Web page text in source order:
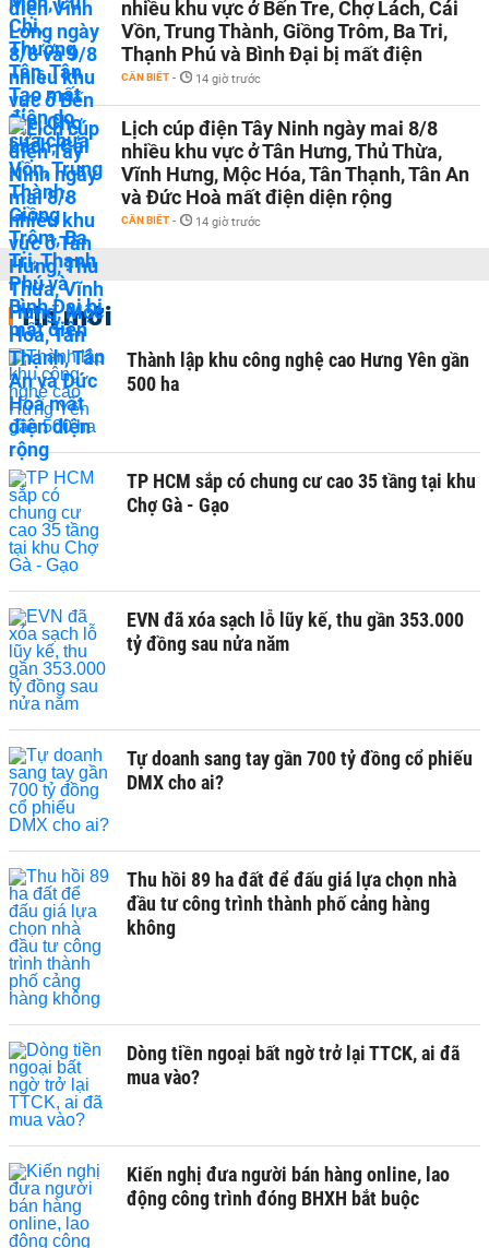
nhiều khu vực ở Bến Tre, Chợ Lách, Cái
Vồn, Trung Thành, Giồng Trôm, Ba Tri,
Thạnh Phú và Bình Đại bị mất điện
CẦN BIẾT - 14 giờ trước
Lịch cúp điện Tây Ninh ngày mai 8/8
nhiều khu vực ở Tân Hưng, Thủ Thừa,
Vĩnh Hưng, Mộc Hóa, Tân Thạnh, Tân An
và Đức Hoà mất điện diện rộng
CẦN BIẾT - 14 giờ trước
Tin mới
Thành lập khu công nghệ cao Hưng Yên gần
500 ha
TP HCM sắp có chung cư cao 35 tầng tại khu
Chợ Gà - Gạo
EVN đã xóa sạch lỗ lũy kế, thu gần 353.000
tỷ đồng sau nửa năm
Tự doanh sang tay gần 700 tỷ đồng cổ phiếu
DMX cho ai?
Thu hồi 89 ha đất để đấu giá lựa chọn nhà
đầu tư công trình thành phố cảng hàng
không
Dòng tiền ngoại bất ngờ trở lại TTCK, ai đã
mua vào?
Kiến nghị đưa người bán hàng online, lao
động công trình đóng BHXH bắt buộc